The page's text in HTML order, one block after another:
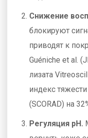
Снижение
блокируют
приводят к
Guéniche et al.
лизата
индекс
(SCORAD) на
Регуляция pH.